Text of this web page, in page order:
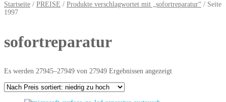
Startseite / PREISE / Produkte verschlagwortet mit „sofortreparatur“ / Seite
1997
sofortreparatur
Es werden 27945–27949 von 27949 Ergebnissen angezeigt